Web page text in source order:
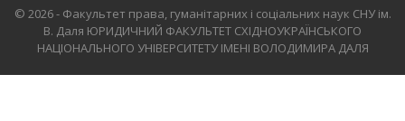
© 2026 - Факультет права, гуманітарних і соціальних наук СНУ ім.
В. Даля ЮРИДИЧНИЙ ФАКУЛЬТЕТ СХІДНОУКРАЇНСЬКОГО
НАЦІОНАЛЬНОГО УНІВЕРСИТЕТУ ІМЕНІ ВОЛОДИМИРА ДАЛЯ